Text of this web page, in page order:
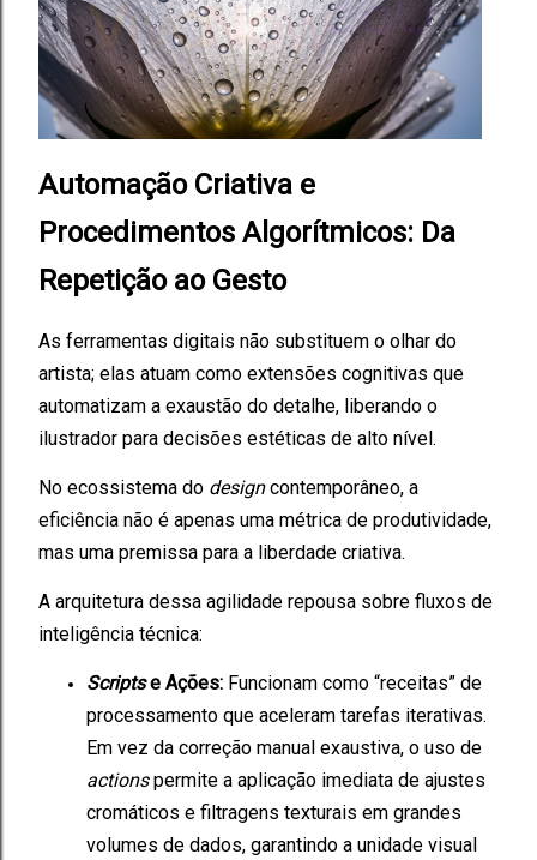
Automação Criativa e
Procedimentos Algorítmicos: Da
Repetição ao Gesto
As ferramentas digitais não substituem o olhar do
artista; elas atuam como extensões cognitivas que
automatizam a exaustão do detalhe, liberando o
ilustrador para decisões estéticas de alto nível.
No ecossistema do designcontemporâneo, a
eficiência não é apenas uma métrica de produtividade,
mas uma premissa para a liberdade criativa.
A arquitetura dessa agilidade repousa sobre fluxos de
inteligência técnica:
Scriptse Ações: Funcionam como “receitas” de
processamento que aceleram tarefas iterativas.
Em vez da correção manual exaustiva, o uso de
actionspermite a aplicação imediata de ajustes
cromáticos e filtragens texturais em grandes
volumes de dados, garantindo a unidade visual